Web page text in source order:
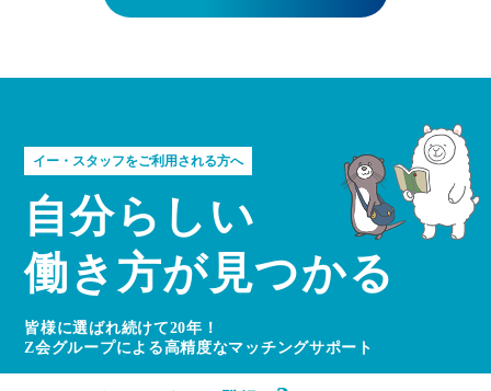
イー・スタッフをご利用される方へ
自分らしい
働き方が見つかる
皆様に選ばれ続けて20年！
Z会グループによる高精度なマッチングサポート